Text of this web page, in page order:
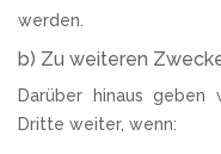
werden.
b) Zu weiteren
Darüber hinaus geben
Dritte weiter, wenn: